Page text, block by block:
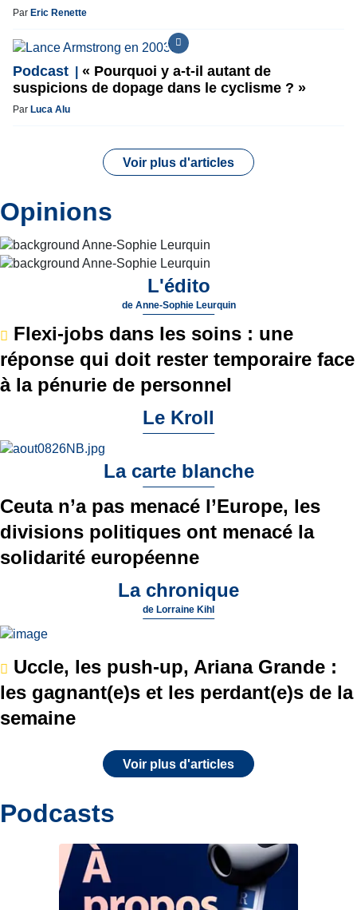
Par Eric Renette
Podcast
« Pourquoi y a-t-il autant de
suspicions de dopage dans le cyclisme ? »
Par Luca Alu
Voir plus d'articles
Opinions
L'édito
de Anne-Sophie Leurquin
Flexi-jobs dans les soins : une
réponse qui doit rester temporaire face
à la pénurie de personnel
Le Kroll
La carte blanche
Ceuta n’a pas menacé l’Europe, les
divisions politiques ont menacé la
solidarité européenne
La chronique
de Lorraine Kihl
Uccle, les push-up, Ariana Grande :
les gagnant(e)s et les perdant(e)s de la
semaine
Voir plus d'articles
Podcasts